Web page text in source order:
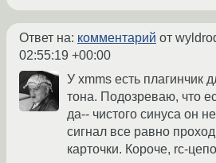
Ответ на: комментарий от
02:55:19 +00:00
У xmms есть плагинчик
тона. Подозреваю, что
да-- чистого синуса он
сигнал все равно
карточки. Короче, rc-